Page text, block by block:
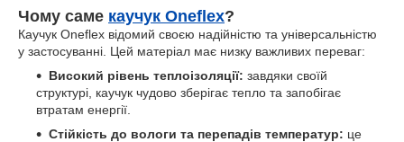
Чому саме каучук Oneflex?
Каучук Oneflex відомий своєю надійністю та універсальністю
у застосуванні. Цей матеріал має низку важливих переваг:
Високий рівень теплоізоляції: завдяки своїй
структурі, каучук чудово зберігає тепло та запобігає
втратам енергії.
Стійкість до вологи та перепадів температур: це